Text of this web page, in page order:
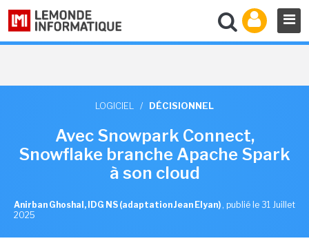
LOGICIEL / DÉCISIONNEL
Avec Snowpark Connect,
Snowflake branche Apache Spark
à son cloud
Anirban Ghoshal, IDG NS (adaptation Jean Elyan) , publié le 31 Juillet
2025